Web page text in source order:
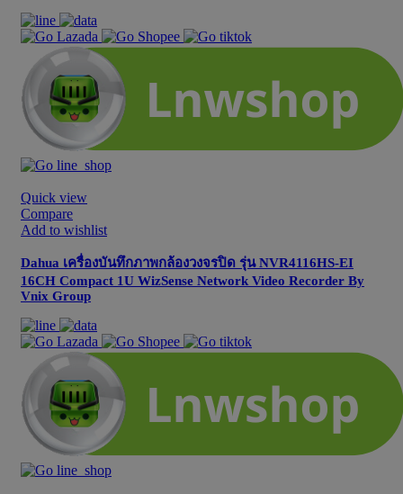
Quick view
Compare
Add to wishlist
Dahua เครื่องบันทึกภาพกล้องวงจรปิด รุ่น NVR4116HS-EI
16CH Compact 1U WizSense Network Video Recorder By
Vnix Group